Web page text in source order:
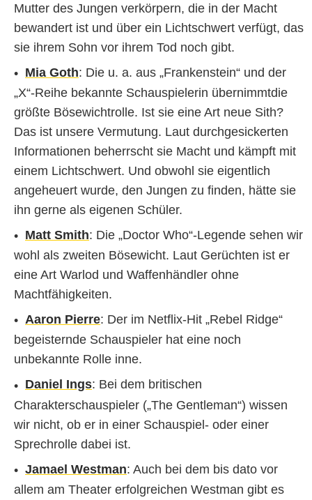
Mutter des Jungen verkörpern, die in der Macht
bewandert ist und über ein Lichtschwert verfügt, das
sie ihrem Sohn vor ihrem Tod noch gibt.
Mia Goth: Die u. a. aus „Frankenstein“ und der
„X“-Reihe bekannte Schauspielerin übernimmtdie
größte Bösewichtrolle. Ist sie eine Art neue Sith?
Das ist unsere Vermutung. Laut durchgesickerten
Informationen beherrscht sie Macht und kämpft mit
einem Lichtschwert. Und obwohl sie eigentlich
angeheuert wurde, den Jungen zu finden, hätte sie
ihn gerne als eigenen Schüler.
Matt Smith: Die „Doctor Who“-Legende sehen wir
wohl als zweiten Bösewicht. Laut Gerüchten ist er
eine Art Warlod und Waffenhändler ohne
Machtfähigkeiten.
Aaron Pierre: Der im Netflix-Hit „Rebel Ridge“
begeisternde Schauspieler hat eine noch
unbekannte Rolle inne.
Daniel Ings: Bei dem britischen
Charakterschauspieler („The Gentleman“) wissen
wir nicht, ob er in einer Schauspiel- oder einer
Sprechrolle dabei ist.
Jamael Westman: Auch bei dem bis dato vor
allem am Theater erfolgreichen Westman gibt es